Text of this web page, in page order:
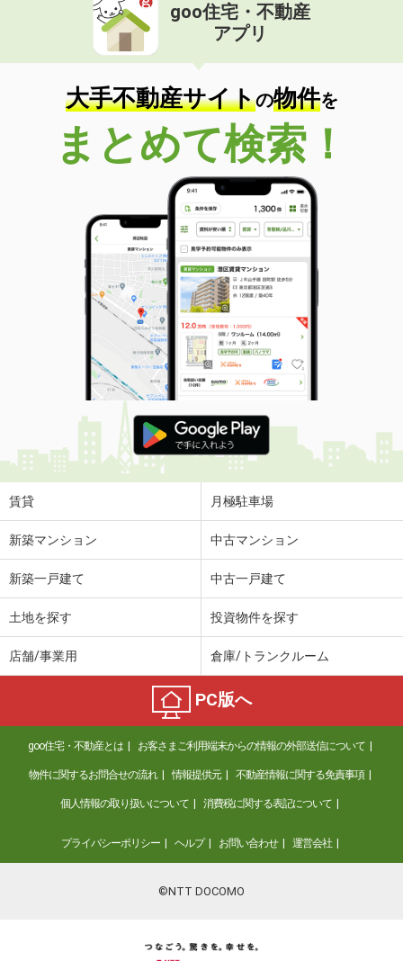
価 格
1,199万円
住 所
宮城県気仙沼市南郷
建物面積 43.06m²
土地面積
139.35m²
宮城県仙台市青葉区中山８丁目
価 格
3,180万円
宮城県仙台市青葉区中山８丁目
98.01m²
土地面積 123.73m²
宮城県仙台市泉区住吉台西４
価 格
2,090万円
住 所
宮城県仙台市泉区住吉台西４
建物面積 134.56m²
土地面積 232.66m²
宮城県仙台市若林区連坊１
価 格
2,980万円
住 所
宮城県仙台市若林区連坊１
建物面積
宮城県黒川郡大郷町羽生字中斎
1,580万円
137.49m²
2,649万円
住 所
宮城県富谷市ひより台２
建物面積 119.23m²
土地面積
302.9m²
宮城県富谷市杜乃橋１
価 格
3,490万円
住 所
宮城県富谷市杜乃橋１
128.31m²
goo住宅・不動産
アプリ
大手不動産サイトの物件を
まとめて検索！
賃貸 月極駐車場
新築マンション 中古マンション
新築一戸建て 中古一戸建て
土地を探す 投資物件を探す
店舗/事業用 倉庫/トランクルーム
PC版へ
goo住宅・不動産とは お客さまご利用端末からの情報の外部送信について
物件に関するお問合せの流れ 情報提供元 不動産情報に関する免責事項
個人情報の取り扱いについて 消費税に関する表記について
プライバシーポリシー ヘルプ お問い合わせ 運営会社
©NTT DOCOMO